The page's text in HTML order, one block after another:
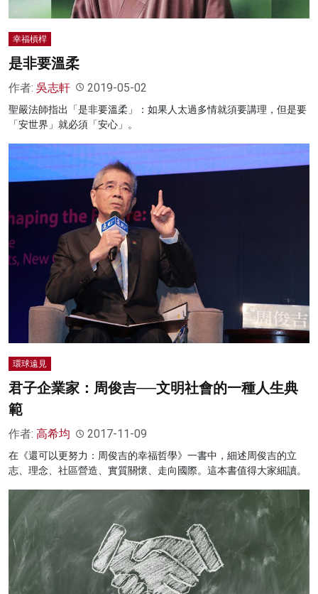
幸福槓桿
是非要溫柔
作者: 吳志軒 2019-05-02
聖嚴法師指出「是非要溫柔」：如果人太過多情就須要講理，但是要
「安世界」就必須「安心」。
環球遠見
君子企業家：周俊吉──文明社會的一種人生典
範
作者: 高希均 2017-11-09
在《還可以更努力：周俊吉的幸福哲學》一書中，細述周俊吉的立
志、理念、社區營造、實質關懷、走向國際。這本書值得大家細讀。